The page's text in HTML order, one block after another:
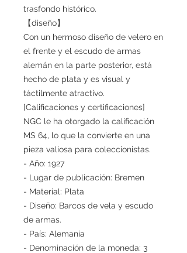
trasfondo histórico.
【diseño】
Con un hermoso diseño de velero en
el frente y el escudo de armas
alemán en la parte posterior, está
hecho de plata y es visual y
táctilmente atractivo.
[Calificaciones y certificaciones]
NGC le ha otorgado la calificación
MS 64, lo que la convierte en una
pieza valiosa para coleccionistas.
- Año: 1927
- Lugar de publicación: Bremen
- Material: Plata
- Diseño: Barcos de vela y escudo
de armas.
- País: Alemania
- Denominación de la moneda: 3